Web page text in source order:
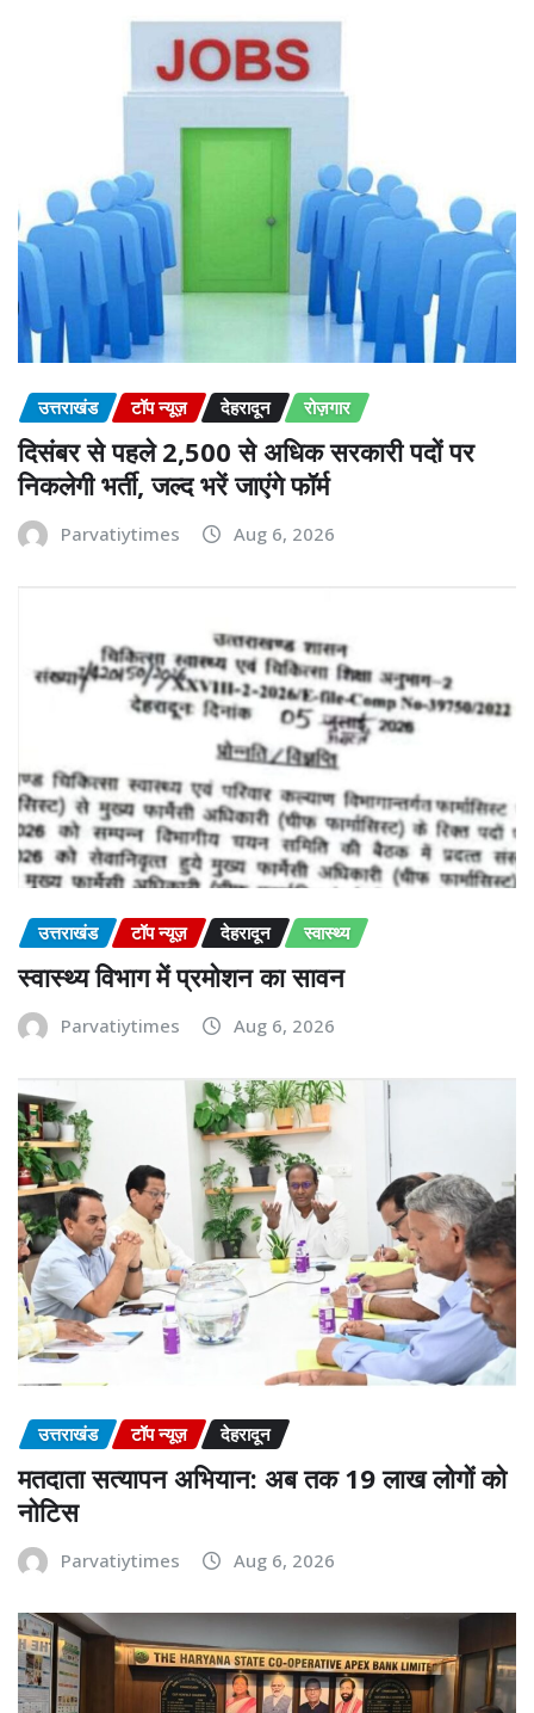
उत्तराखंड टॉप न्यूज़ देहरादून रोज़गार
दिसंबर से पहले 2,500 से अधिक सरकारी पदों पर
निकलेगी भर्ती, जल्द भरें जाएंगे फॉर्म
Parvatiytimes Aug 6, 2026
उत्तराखंड टॉप न्यूज़ देहरादून स्वास्थ्य
स्वास्थ्य विभाग में प्रमोशन का सावन
Parvatiytimes Aug 6, 2026
उत्तराखंड टॉप न्यूज़ देहरादून
मतदाता सत्यापन अभियान: अब तक 19 लाख लोगों को
नोटिस
Parvatiytimes Aug 6, 2026